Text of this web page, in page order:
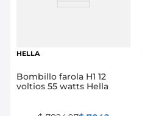
HELLA
Bombillo farola H1 12
voltios 55 watts Hella